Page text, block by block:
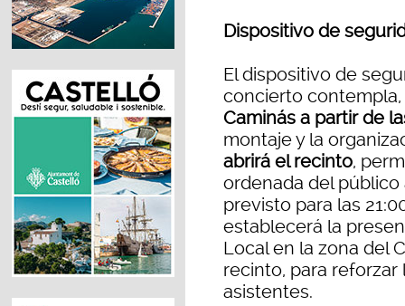
Dispositivo de
El dispositivo de
concierto
Caminás a partir de
montaje y la
abrirá el recinto,
ordenada del
previsto para las
establecerá la
Local en la zona del
recinto, para reforzar
asistentes.